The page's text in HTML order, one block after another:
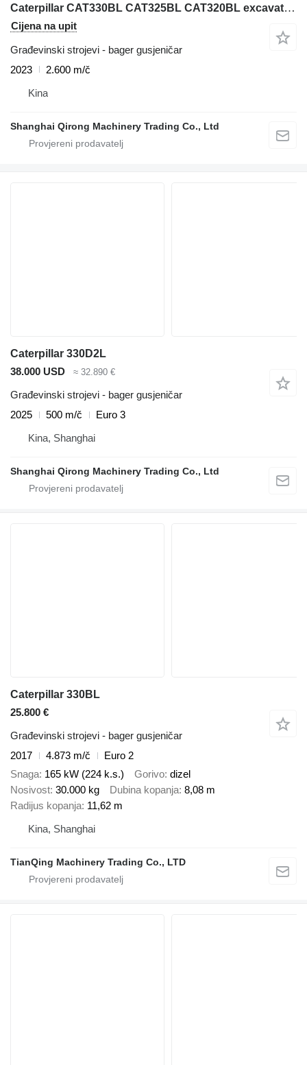
Caterpillar CAT330BL CAT325BL CAT320BL excavator on sale
Cijena na upit
Građevinski strojevi - bager gusjeničar
2023
2.600 m/č
Kina
Shanghai Qirong Machinery Trading Co., Ltd
Caterpillar 330D2L
38.000 USD
≈ 32.890 €
Građevinski strojevi - bager gusjeničar
2025
500 m/č
Euro 3
Kina, Shanghai
Shanghai Qirong Machinery Trading Co., Ltd
Caterpillar 330BL
25.800 €
Građevinski strojevi - bager gusjeničar
2017
4.873 m/č
Euro 2
Snaga 165 kW (224 k.s.) Gorivo dizel
Nosivost 30.000 kg Dubina kopanja 8,08 m
Radijus kopanja 11,62 m
Kina, Shanghai
TianQing Machinery Trading Co., LTD